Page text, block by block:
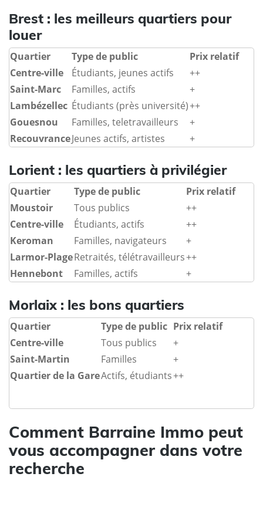
Brest : les meilleurs quartiers pour
louer
Quartier Type de public
Prix relatif
Centre-ville
Étudiants, jeunes actifs
++
Saint-Marc
Familles, actifs
+
Lambézellec Étudiants (près université)++
Gouesnou
Familles, teletravailleurs
+
RecouvranceJeunes actifs, artistes +
Lorient : les quartiers à privilégier
Quartier Type de public
Prix relatif
Moustoir
Tous publics
++
Centre-ville
Étudiants, actifs
++
Keroman
Familles, navigateurs
+
Larmor-PlageRetraités, télétravailleurs++
Hennebont
Familles, actifs +
Morlaix : les bons quartiers
Quartier Type de public Prix relatif
Centre-ville
Tous publics
+
Saint-Martin
Familles
+
Quartier de la GareActifs, étudiants++
Comment Barraine Immo peut
vous accompagner dans votre
recherche